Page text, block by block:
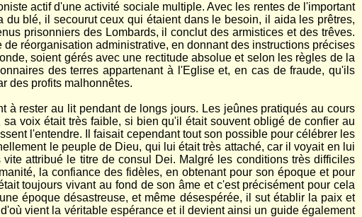
actif d'une activité sociale multiple. Avec les rentes de l'important
blé, il secourut ceux qui étaient dans le besoin, il aida les prêtres,
prisonniers des Lombards, il conclut des armistices et des trêves.
réorganisation administrative, en donnant des instructions précises
soient gérés avec une rectitude absolue et selon les règles de la
des terres appartenant à l'Eglise et, en cas de fraude, qu'ils
des profits malhonnêtes.
rester au lit pendant de longs jours. Les jeûnes pratiqués au cours
voix était très faible, si bien qu'il était souvent obligé de confier au
l'entendre. Il faisait cependant tout son possible pour célébrer les
le peuple de Dieu, qui lui était très attaché, car il voyait en lui
attribué le titre de consul Dei. Malgré les conditions très difficiles
la confiance des fidèles, en obtenant pour son époque et pour
toujours vivant au fond de son âme et c'est précisément pour cela
époque désastreuse, et même désespérée, il sut établir la paix et
vient la véritable espérance et il devient ainsi un guide également